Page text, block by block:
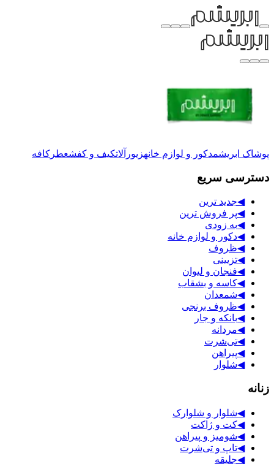
پوشاک ابریشمدکور و لوازم خانهزیورآلاتکیف و کفشعطر کافه
دسترسی سریع
◀جدید ترین
◀پر فروش ترین
◀به زودی
◀دکور و لوازم خانه
◀ظروف
◀تزیینی
◀فنجان و لیوان
◀کاسه و بشقاب
◀شمعدان
◀ظروف برنجی
◀بانکه و جار
◀مردانه
◀تی‌شرت
◀پیراهن
◀شلوار
زنانه
◀شلوار و شلوارک
◀کت و ژاکت
◀شومیز و پیراهن
◀تاپ و تی‌شرت
◀جلیقه